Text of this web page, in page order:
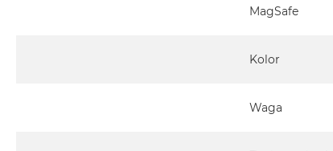
MagSafe
Kolor
Waga